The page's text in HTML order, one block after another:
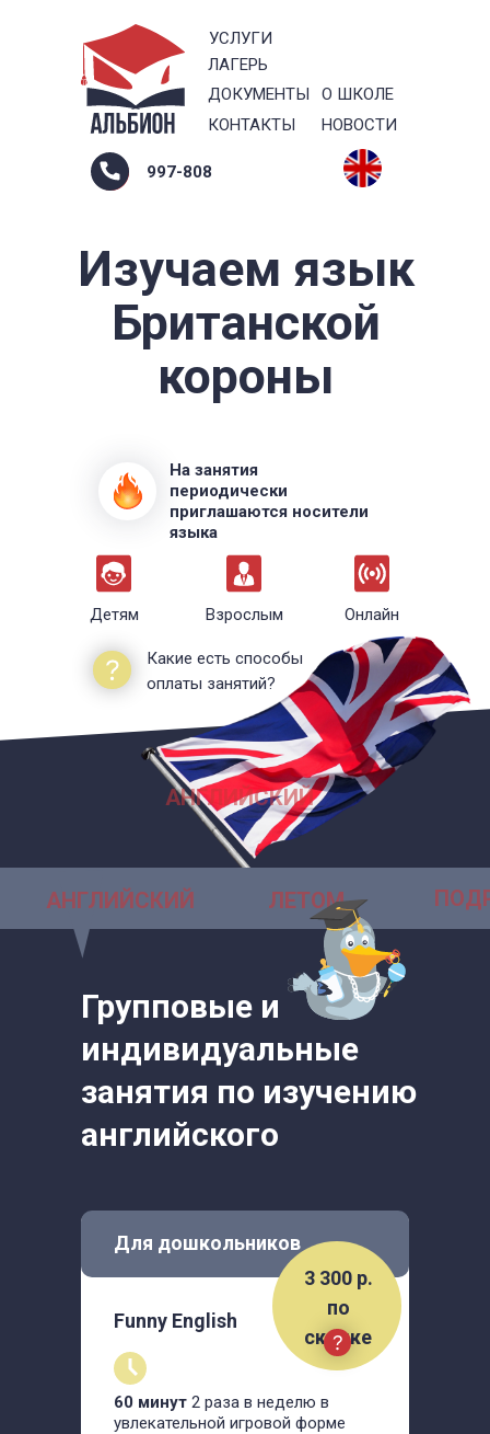
УСЛУГИ
997-808
ДОКУМЕНТЫ О ШКОЛЕ
ЛАГЕРЬ
НОВОСТИ
КОНТАКТЫ
Изучаем язык
Британской
короны
Детям Взрослым Онлайн
На занятия
периодически
приглашаются носители
языка
Какие есть способы
оплаты занятий?
ЛЕТОМ
АНГЛИЙСКИЙ
АНГЛИЙСКИЙ
Групповые и
индивидуальные
занятия по изучению
английского
Funny English
Для дошкольников
60 минут 2 раза в неделю в
увлекательной игровой форме
3 300 р.
по
скидке